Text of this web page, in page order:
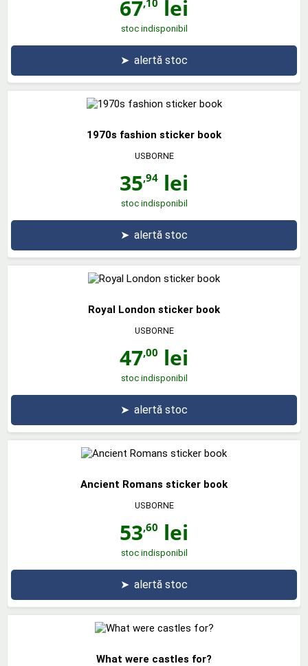
67 lei
stoc indisponibil
➤ alertă stoc
1970s fashion sticker book
USBORNE
35,94 lei
stoc indisponibil
➤ alertă stoc
Royal London sticker book
USBORNE
47,00 lei
stoc indisponibil
➤ alertă stoc
Ancient Romans sticker book
USBORNE
53,60 lei
stoc indisponibil
➤ alertă stoc
What were castles for?